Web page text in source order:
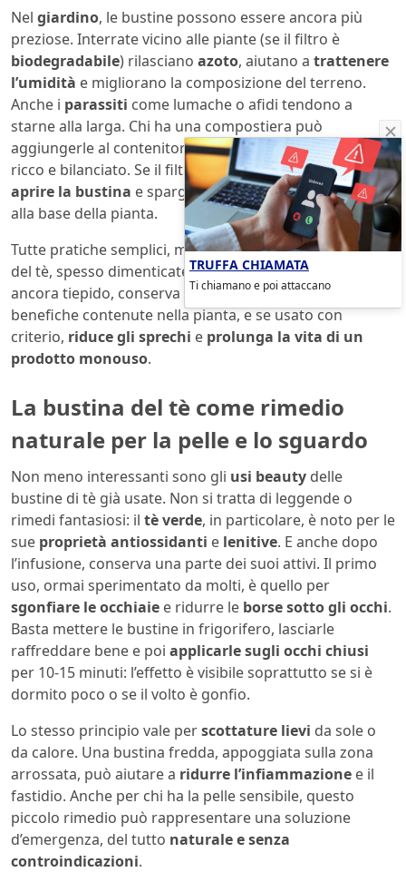
Nel giardino, le bustine possono essere ancora più
preziose. Interrate vicino alle piante (se il filtro è
biodegradabile) rilasciano azoto, aiutano a trattenere
l’umidità e migliorano la composizione del terreno.
Anche i parassiti come lumache o afidi tendono a
starne alla larga. Chi ha una compostiera può
aggiungerle al contenitore per rendere il compost più
ricco e bilanciato. Se il filtro non è compostabile, basta
aprire la bustina e spargere il contenuto direttamente
alla base della pianta.
Tutte pratiche semplici, mabasate su proprietà reali
del tè, spesso dimenticate. Il filtro, una volta umido e
ancora tiepido, conserva molte delle sostanze
benefiche contenute nella pianta, e se usato con
criterio, riduce gli sprechi e prolunga la vita di un
prodotto monouso.
La bustina del tè come rimedio
naturale per la pelle e lo sguardo
Non meno interessanti sono gli usi beauty delle
bustine di tè già usate. Non si tratta di leggende o
rimedi fantasiosi: il tè verde, in particolare, è noto per le
sue proprietà antiossidanti e lenitive. E anche dopo
l’infusione, conserva una parte dei suoi attivi. Il primo
uso, ormai sperimentato da molti, è quello per
sgonfiare le occhiaie e ridurre le borse sotto gli occhi.
Basta mettere le bustine in frigorifero, lasciarle
raffreddare bene e poi applicarle sugli occhi chiusi
per 10-15 minuti: l’effetto è visibile soprattutto se si è
dormito poco o se il volto è gonfio.
Lo stesso principio vale perscottature lievi da sole o
da calore. Una bustina fredda, appoggiata sulla zona
arrossata, può aiutare a ridurre l’infiammazione e il
fastidio. Anche per chi ha la pelle sensibile, questo
piccolo rimedio può rappresentare una soluzione
d’emergenza, del tutto naturale e senza
controindicazioni.
TRUFFA CHIAMATA
Ti chiamano e poi attaccano